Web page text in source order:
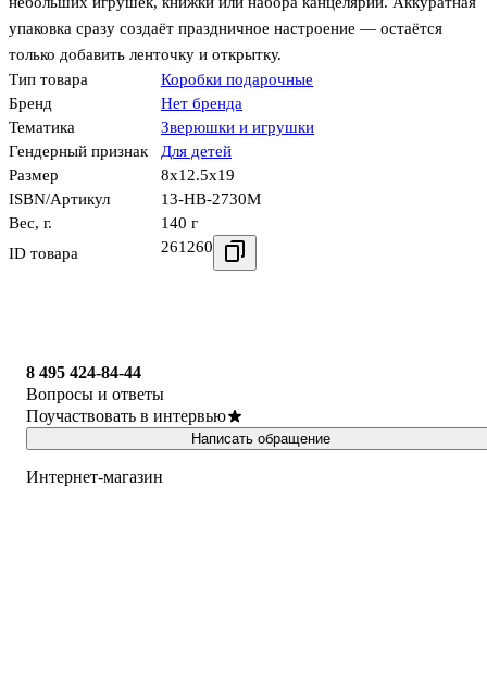
упаковка сразу создаёт праздничное настроение — остаётся
только добавить ленточку и открытку.
Тип товара
Коробки подарочные
Бренд
Нет бренда
Тематика
Зверюшки и игрушки
Гендерный признак
Для детей
Размер
8x12.5x19
ISBN/Артикул
13-HB-2730M
Вес, г.
140 г
ID товара
261260
8 495 424-84-44
Вопросы и ответы
Поучаствовать в интервью
Написать обращение
Интернет-магазин